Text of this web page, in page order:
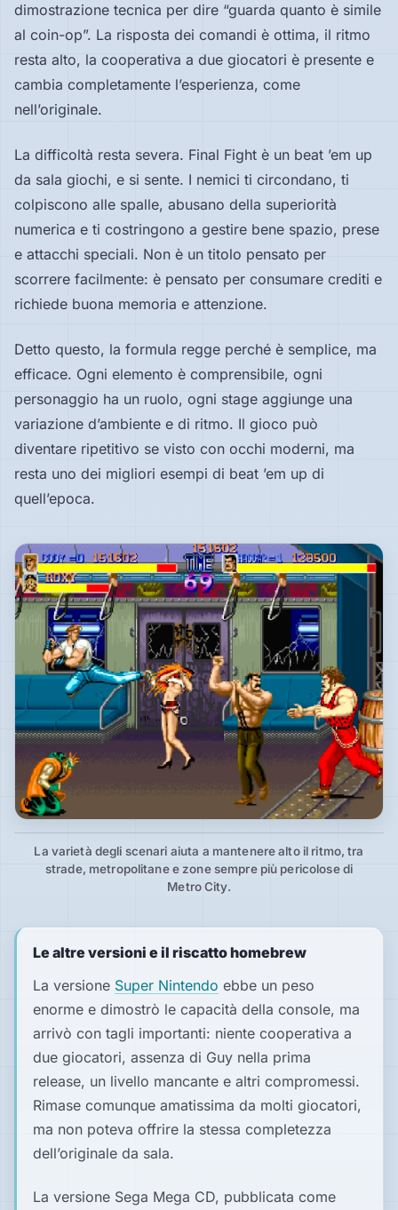
dimostrazione tecnica per dire “guarda quanto è simile
al coin-op”. La risposta dei comandi è ottima, il ritmo
resta alto, la cooperativa a due giocatori è presente e
cambia completamente l’esperienza, come
nell’originale.
La difficoltà resta severa. Final Fight è un beat ’em up
da sala giochi, e si sente. I nemici ti circondano, ti
colpiscono alle spalle, abusano della superiorità
numerica e ti costringono a gestire bene spazio, prese
e attacchi speciali. Non è un titolo pensato per
scorrere facilmente: è pensato per consumare crediti e
richiede buona memoria e attenzione.
Detto questo, la formula regge perché è semplice, ma
efficace. Ogni elemento è comprensibile, ogni
personaggio ha un ruolo, ogni stage aggiunge una
variazione d’ambiente e di ritmo. Il gioco può
diventare ripetitivo se visto con occhi moderni, ma
resta uno dei migliori esempi di beat ’em up di
quell’epoca.
La varietà degli scenari aiuta a mantenere alto il ritmo, tra
strade, metropolitane e zone sempre più pericolose di
Metro City.
Le altre versioni e il riscatto homebrew
La versione Super Nintendo ebbe un peso
enorme e dimostrò le capacità della console, ma
arrivò con tagli importanti: niente cooperativa a
due giocatori, assenza di Guy nella prima
release, un livello mancante e altri compromessi.
Rimase comunque amatissima da molti giocatori,
ma non poteva offrire la stessa completezza
dell’originale da sala.
La versione Sega Mega CD, pubblicata come